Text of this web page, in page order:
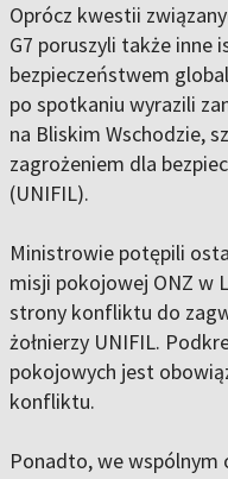
Oprócz kwestii
G7 poruszyli także inne
bezpieczeństwem
po spotkaniu wyrazili
na Bliskim Wschodzie,
zagrożeniem dla
(UNIFIL).
Ministrowie potępili
misji pokojowej ONZ w
strony konfliktu do
żołnierzy UNIFIL.
pokojowych jest
konfliktu.
Ponadto, we wspólnym